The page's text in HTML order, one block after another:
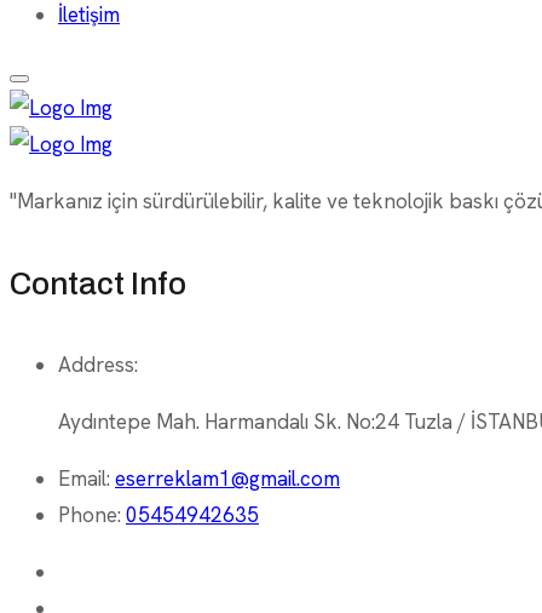
İletişim
"Markanız için sürdürülebilir, kalite ve teknolojik baskı
Contact Info
Address:
Aydıntepe Mah. Harmandalı Sk. No:24 Tuzla /
Email: eserreklam1@gmail.com
Phone: 05454942635